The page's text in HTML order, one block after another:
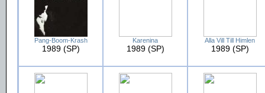
Pang-Boom-Krash
1989 (SP)
Karenina
1989 (SP)
Alla Vill Till Himlen
1989 (SP)